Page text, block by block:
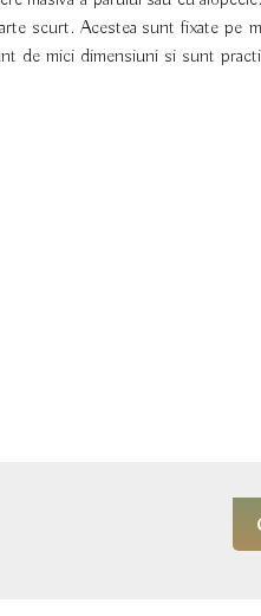
scurt. Acestea sunt fixate pe
de mici dimensiuni si sunt